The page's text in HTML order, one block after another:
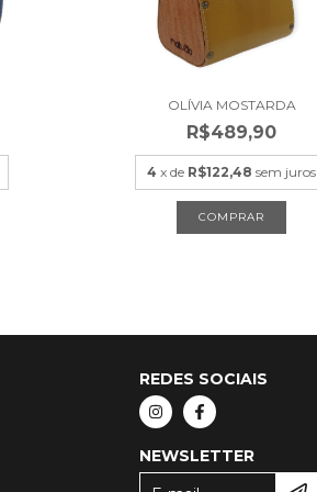
OLÍVIA MOSTARDA
R$489,90
4 x de R$122,48 sem juros
REDES SOCIAIS
NEWSLETTER